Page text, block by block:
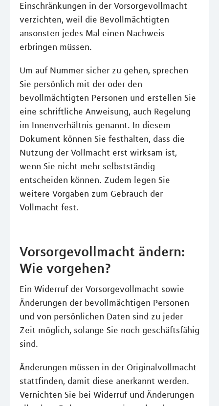
Einschränkungen in der Vorsorgevollmacht
verzichten, weil die Bevollmächtigten
ansonsten jedes Mal einen Nachweis
erbringen müssen.
Um auf Nummer sicher zu gehen, sprechen
Sie persönlich mit der oder den
bevollmächtigten Personen und erstellen Sie
eine schriftliche Anweisung, auch Regelung
im Innenverhältnis genannt. In diesem
Dokument können Sie festhalten, dass die
Nutzung der Vollmacht erst wirksam ist,
wenn Sie nicht mehr selbstständig
entscheiden können. Zudem legen Sie
weitere Vorgaben zum Gebrauch der
Vollmacht fest.
Vorsorgevollmacht ändern:
Wie vorgehen?
Ein Widerruf der Vorsorgevollmacht sowie
Änderungen der bevollmächtigen Personen
und von persönlichen Daten sind zu jeder
Zeit möglich, solange Sie noch geschäftsfähig
sind.
Änderungen müssen in der Originalvollmacht
stattfinden, damit diese anerkannt werden.
Vernichten Sie bei Widerruf und Änderungen